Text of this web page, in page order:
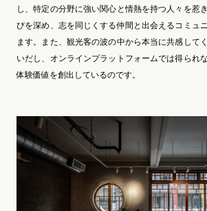
し、特定の分野に強い関心と情熱を持つ人々を惹
びを深め、志を同じくする仲間と出会えるコミュ
ます。また、観光客の波の中から本当に共感して
いだし、オンラインプラットフォームでは得られ
体験価値を創出しているのです。